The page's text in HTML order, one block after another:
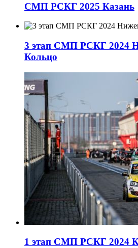
СМП РСКГ 2025 Казань
3 этап СМП РСКГ 2024
Кольцо
1 этап СМП РСКГ 2024